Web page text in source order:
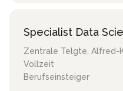
Specialist Data
Zentrale Telgte, Alfred-
Vollzeit
Berufseinsteiger